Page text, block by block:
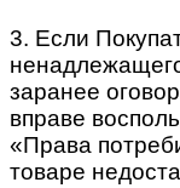
3. Если
заранее
вправе
«Права
товаре